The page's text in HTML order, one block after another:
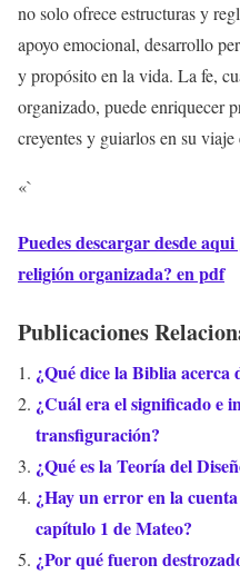
no solo ofrece estructuras y
apoyo emocional, desarrollo
y propósito en la vida. La fe,
organizado, puede enriquecer
creyentes y guiarlos en su
«`
Puedes descargar desde
religión organizada? en pdf
Publicaciones
¿Qué dice la Biblia acerca
¿Cuál era el significado e
transfiguración?
¿Qué es la Teoría del
¿Hay un error en la
capítulo 1 de Mateo?
¿Por qué fueron